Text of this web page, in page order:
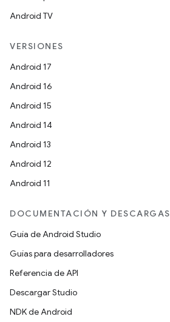
Android TV
VERSIONES
Android 17
Android 16
Android 15
Android 14
Android 13
Android 12
Android 11
DOCUMENTACIÓN Y DESCARGAS
Guía de Android Studio
Guías para desarrolladores
Referencia de API
Descargar Studio
NDK de Android